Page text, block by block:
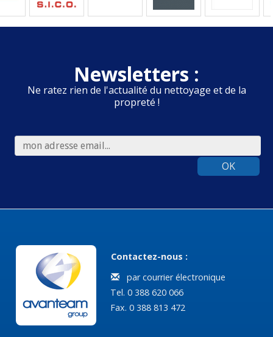
Newsletters :
Ne ratez rien de l'actualité du nettoyage et de la
propreté !
OK
Contactez-nous :
par courrier électronique
Tel. 0 388 620 066
Fax. 0 388 813 472